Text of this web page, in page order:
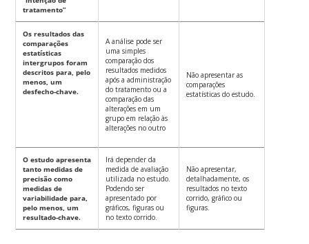
tratamento”
Os resultados das
comparações
estatísticas
intergrupos foram
descritos para, pelo
menos, um
desfecho-chave.
A análise pode ser
uma simples
comparação dos
resultados medidos
após a administração
do tratamento ou a
comparação das
alterações em um
grupo em relação às
alterações no outro
Não apresentar as
comparações
estatísticas do estudo.
O estudo apresenta
tanto medidas de
precisão como
medidas de
variabilidade para,
pelo menos, um
resultado-chave.
Irá depender da
medida de avaliação
utilizada no estudo.
Podendo ser
apresentado por
gráficos, figuras ou
no texto corrido.
Não apresentar,
detalhadamente, os
resultados no texto
corrido, gráfico ou
figuras.